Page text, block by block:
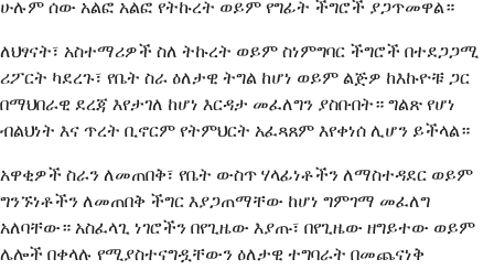
ሁሉም ሰው አልፎ አልፎ የትኩረት ወይም የግፊት ችግሮች ያጋጥመዋል።
ለህፃናት፣ አስተማሪዎች ስለ ትኩረት ወይም ስነምግባር ችግሮች በተደጋጋሚ
ሪፖርት ካደረጉ፣ የቤት ስራ ዕለታዊ ትግል ከሆነ ወይም ልጅዎ ከእኩዮቹ ጋር
በማህበራዊ ደረጃ እየታገለ ከሆነ እርዳታ መፈለግን ያስቡበት። ግልጽ የሆነ
ብልህነት እና ጥረት ቢኖርም የትምህርት አፈጻጸም እየቀነሰ ሊሆን ይችላል።
አዋቂዎች ስራን ለመጠበቅ፣ የቤት ውስጥ ሃላፊነቶችን ለማስተዳደር ወይም
ግንኙነቶችን ለመጠበቅ ችግር እያጋጠማቸው ከሆነ ግምገማ መፈለግ
አለባቸው። አስፈላጊ ነገሮችን በየጊዜው እያጡ፣ በየጊዜው ዘግይተው ወይም
ሌሎች በቀላሉ የሚያስተናግዷቸውን ዕለታዊ ተግባራት በመጨናነቅ